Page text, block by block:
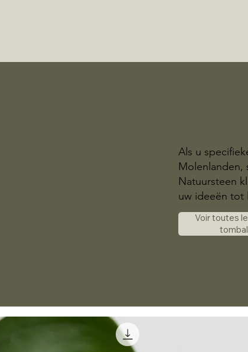
Als u
Molenlanden,
Natuursteen
uw ideeën tot
Voir toutes